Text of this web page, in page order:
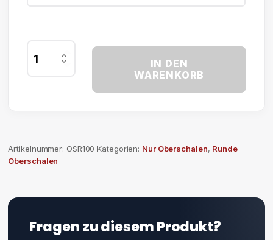
Oberschale
IN DEN
WARENKORB
Artikelnummer: OSR100 Kategorien: Nur Oberschalen, Runde
Oberschalen
Fragen zu diesem Produkt?